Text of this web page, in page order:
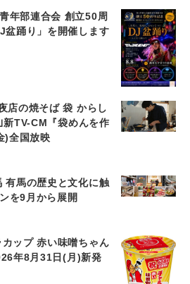
年部連合会 創立50周
盆踊り」を開催します
店の焼そば 袋 からし
新TV-CM『袋めんを作
)全国放映
有馬の歴史と文化に触
を9月から展開
カップ 赤い味噌ちゃん
年8月31日(月)新発